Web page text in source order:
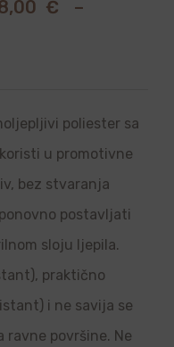
€
–
poliester sa
u promotivne
bez stvaranja
postavljati
sloju ljepila.
praktično
i ne savija se
ravne površine. Ne